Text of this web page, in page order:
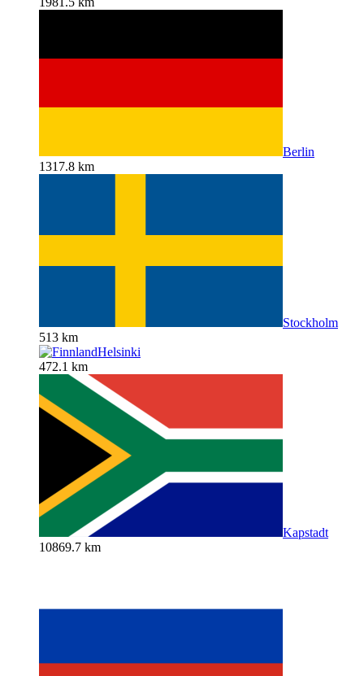
Berlin
1317.8 km
Stockholm
513 km
Helsinki
472.1 km
Kapstadt
10869.7 km